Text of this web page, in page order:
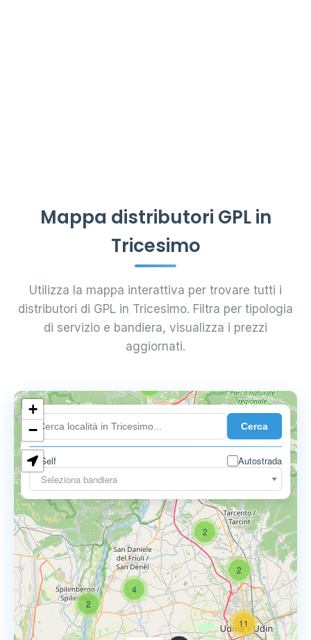
Mappa distributori GPL in
Tricesimo
Utilizza la mappa interattiva per trovare tutti i
distributori di GPL in Tricesimo. Filtra per tipologia
di servizio e bandiera, visualizza i prezzi
aggiornati.
Cerca
Self
Autostrada
Seleziona bandiera
2
2
4
11
2
+
−